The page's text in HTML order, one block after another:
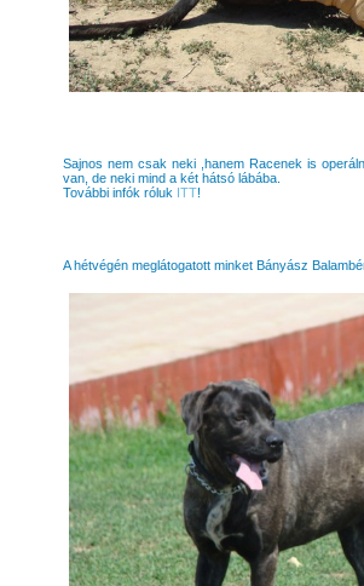
Sajnos nem csak neki ,hanem Racenek is
van, de neki mind a két hátsó lábába.
További infók róluk ITT!
A hétvégén meglátogatott minket Bányász